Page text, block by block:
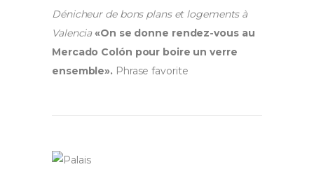
Dénicheur de bons plans et logements à
Valencia «On se donne rendez-vous au
Mercado Colón pour boire un verre
ensemble». Phrase favorite